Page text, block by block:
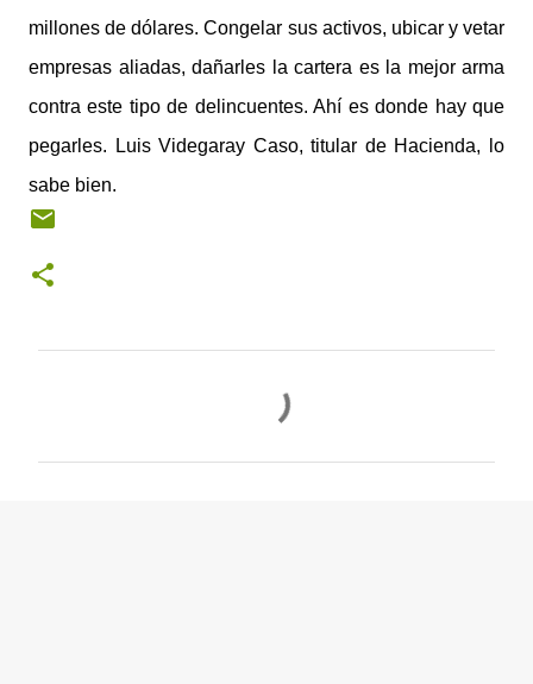
millones de dólares. Congelar sus activos, ubicar y vetar
empresas aliadas, dañarles la cartera es la mejor arma
contra este tipo de delincuentes. Ahí es donde hay que
pegarles. Luis Videgaray Caso, titular de Hacienda, lo
sabe bien.